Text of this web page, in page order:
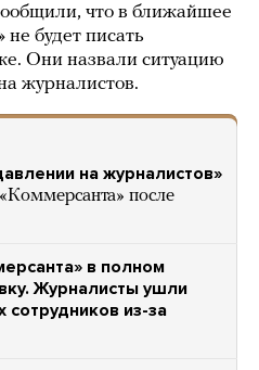
что в ближайшее
будет писать
Они назвали ситуацию
журналистов.
на журналистов»
после
в полном
Журналисты ушли
сотрудников из-за